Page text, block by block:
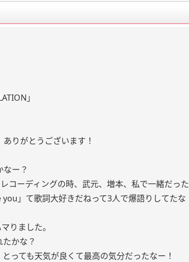
」
りがとうございます！
ー？
コーディングの時、武元、増本、私で一緒だった
」て歌詞大好きだねって3人で爆語りしてたな
りました。
かな？
っても天気が良くて最高の気分だったなー！